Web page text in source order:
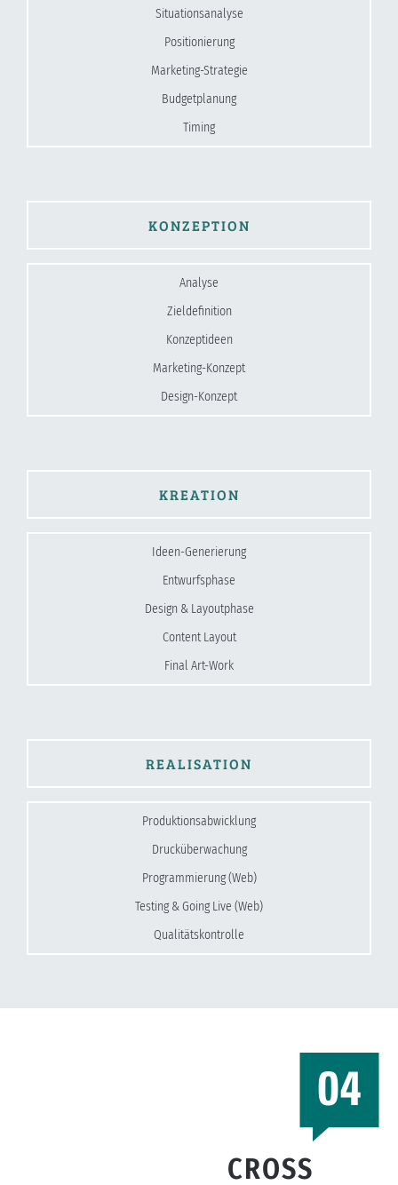
Situationsanalyse
Positionierung
Marketing-Strategie
Budgetplanung
Timing
KONZEPTION
Analyse
Zieldefinition
Konzeptideen
Marketing-Konzept
Design-Konzept
KREATION
Ideen-Generierung
Entwurfsphase
Design & Layoutphase
Content Layout
Final Art-Work
REALISATION
Produktionsabwicklung
Drucküberwachung
Programmierung (Web)
Testing & Going Live (Web)
Qualitätskontrolle
CROSS